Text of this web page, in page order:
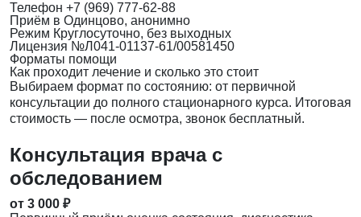
Телефон +7 (969) 777-62-88
Приём в Одинцово, анонимно
Режим Круглосуточно, без выходных
Лицензия №Л041-01137-61/00581450
Форматы помощи
Как проходит лечение и сколько это стоит
Выбираем формат по состоянию: от первичной
консультации до полного стационарного курса. Итоговая
стоимость — после осмотра, звонок бесплатный.
Консультация врача с
обследованием
от 3 000 ₽